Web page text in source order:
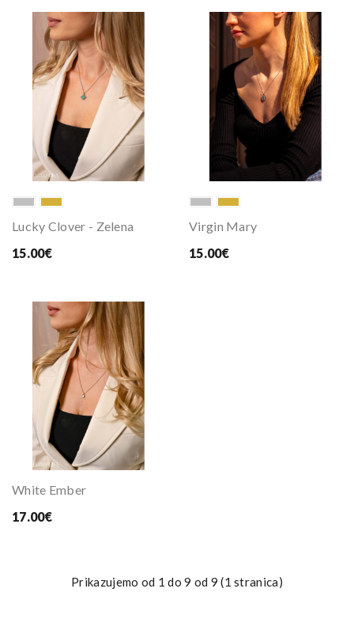
Lucky Clover - Zelena
15.00€
Virgin Mary
15.00€
White Ember
17.00€
Prikazujemo od 1 do 9 od 9 (1 stranica)